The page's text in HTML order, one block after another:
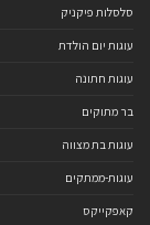
סלסלות פיקניק
עוגות יום הולדת
עוגות חתונה
בר מתוקים
עוגות בת מצווה
עוגות-ממתקים
קאפקייקס